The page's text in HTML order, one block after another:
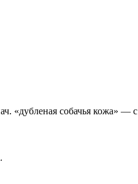
«дубленая собачья кожа» — с